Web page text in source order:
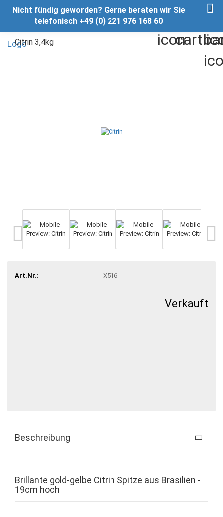
Nicht fündig geworden? Gerne beraten wir Sie
telefonisch +49 (0) 221 976 168 60
Citrin 3,4kg
Art.Nr.: X516
Verkauft
Beschreibung
Brillante gold-gelbe Citrin Spitze aus Brasilien -
19cm hoch